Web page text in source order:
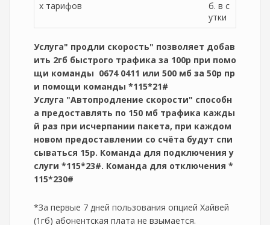
х тарифов
б. в с
утки
Услуга" продли скорость" позволяет добав
ить 2гб быстрого трафика за 100р при помо
щи команды 0674 0411 или 500 мб за 50р пр
и помощи команды *115*21#
Услуга "Автопродление скорости" способн
а предоставлять по 150 мб трафика кажды
й раз при исчерпании пакета, при каждом
новом предоставлении со счёта будут спи
сываться 15р. Команда для подключения у
слуги *115*23#. Команда для отключения *
115*230#
*За первые 7 дней пользования опцией Хайвей
(1гб) абонентская плата не взымается.